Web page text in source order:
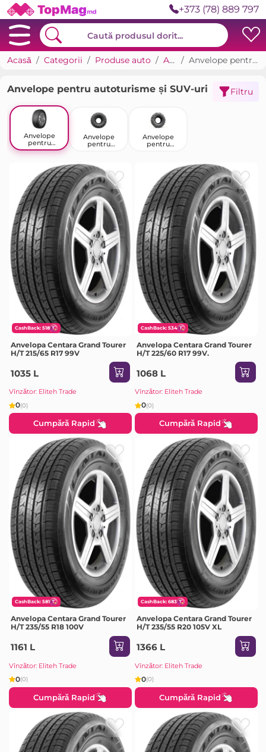
+373 (78) 889 797
Acasă Categorii Produse auto Anvelope Anvelope pentru autoturisme și SUV-uri
Anvelope pentru autoturisme și SUV-uri Filtru
Anvelope
pentru
autoturisme și
Anvelope
pentru
speciale
Anvelope
pentru
CashBack: 518
Anvelopa Centara Grand Tourer
H/T 215/65 R17 99V
1035 L
Vînzător: Eliteh Trade
0(0)
Cumpără Rapid
CashBack: 534
Anvelopa Centara Grand Tourer
H/T 225/60 R17 99V.
1068 L
Vînzător: Eliteh Trade
0(0)
Cumpără Rapid
CashBack: 581
Anvelopa Centara Grand Tourer
H/T 235/55 R18 100V
1161 L
Vînzător: Eliteh Trade
0(0)
Cumpără Rapid
CashBack: 683
Anvelopa Centara Grand Tourer
H/T 235/55 R20 105V XL
1366 L
Vînzător: Eliteh Trade
0(0)
Cumpără Rapid